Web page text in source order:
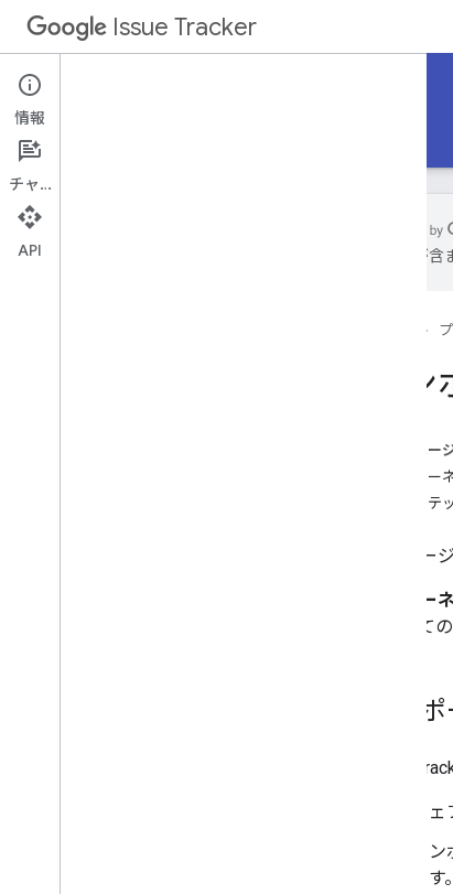
Issue Tracker
ドキュメント
Google Cloud
は誤りが含
コ
このペー
コンポー
次のステ
このペー
コンポー
つすべて
コン
Issue
ウ
コ
ます。
情報
チャット
API